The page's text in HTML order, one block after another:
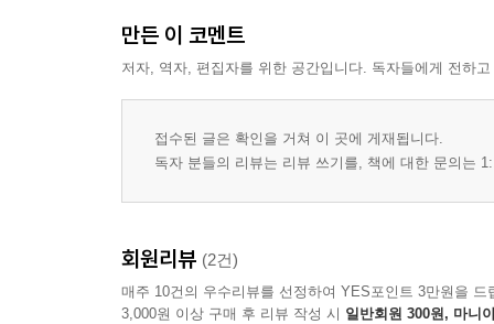
만든 이 코멘트
저자, 역자, 편집자를 위한 공간입니다. 독자들에게 전하
접수된 글은 확인을 거쳐 이 곳에 게재됩니다.
독자 분들의 리뷰는 리뷰 쓰기를, 책에 대한 문의는
회원리뷰 (2건)
매주 10건의 우수리뷰를 선정하여 YES포인트 3만원을 드
3,000원 이상 구매 후 리뷰 작성 시 일반회원 300원, 마니